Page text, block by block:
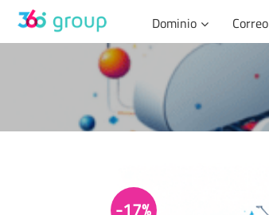
Skip
content
Dominio Correo